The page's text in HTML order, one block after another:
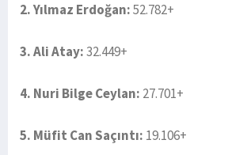
2. Yılmaz Erdoğan:52.782+
3. Ali Atay:32.449+
4. Nuri Bilge Ceylan: 27.701+
5. Müfit Can Saçıntı: 19.106+